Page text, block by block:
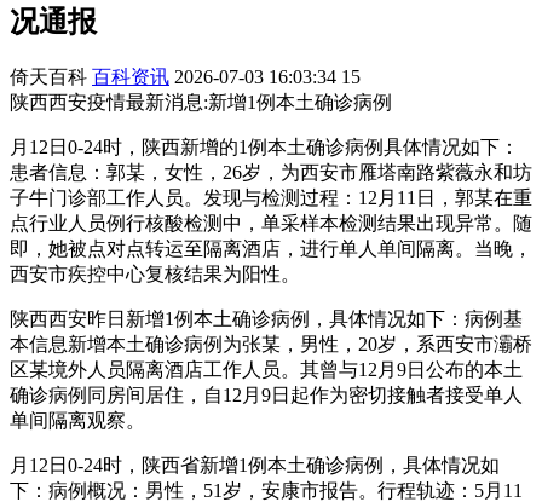
况通报
倚天百科 百科资讯 2026-07-03 16:03:34 15
陕西西安疫情最新消息:新增1例本土确诊病例
月12日0-24时，陕西新增的1例本土确诊病例具体情况如下：
患者信息：郭某，女性，26岁，为西安市雁塔南路紫薇永和坊
子牛门诊部工作人员。发现与检测过程：12月11日，郭某在重
点行业人员例行核酸检测中，单采样本检测结果出现异常。随
即，她被点对点转运至隔离酒店，进行单人单间隔离。当晚，
西安市疾控中心复核结果为阳性。
陕西西安昨日新增1例本土确诊病例，具体情况如下：病例基
本信息新增本土确诊病例为张某，男性，20岁，系西安市灞桥
区某境外人员隔离酒店工作人员。其曾与12月9日公布的本土
确诊病例同房间居住，自12月9日起作为密切接触者接受单人
单间隔离观察。
月12日0-24时，陕西省新增1例本土确诊病例，具体情况如
下：病例概况：男性，51岁，安康市报告。行程轨迹：5月11